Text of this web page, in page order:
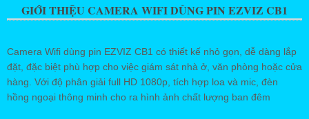
GIỚI THIỆU CAMERA WIFI DÙNG PIN EZVIZ CB1
Camera Wifi dùng pin EZVIZ CB1 có thiết kế nhỏ gọn, dễ dàng lắp
đặt, đặc biệt phù hợp cho việc giám sát nhà ở, văn phòng hoặc cửa
hàng. Với độ phân giải full HD 1080p, tích hợp loa và mic, đèn
hồng ngoại thông minh cho ra hình ảnh chất lượng ban đêm